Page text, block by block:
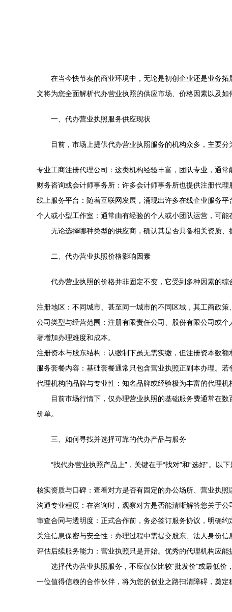
在当今快节奏的商业环境中，无论是初创企业还是业务
文将为您全面解析代办营业执照的供应市场、价格因素以及如
一、代办营业执照服务供应现状
目前，市场上提供代办营业执照服务的机构众多，主要分
专业工商注册代理公司：这类机构经验丰富，团队专业，通
财务咨询或会计师事务所：许多会计师事务所也提供注册代
线上服务平台：随着互联网发展，涌现出许多在线企业服务
个人或小型工作室：通常由有经验的个人或小团队运营，可
无论选择哪种类型的供应商，确认其是否具备相关资质、
二、代办营业执照价格影响因素
代办营业执照的价格并非固定不变，它受到多种因素的综
注册地区：不同城市、甚至同一城市的不同区域，其工商政
公司类型与经营范围：注册有限责任公司、股份有限公司或
著增加办理难度和成本。
注册资本与股东结构：认缴制下虽无需实缴，但注册资本数
服务套餐内容：基础套餐通常只包含营业执照正副本办理。
代理机构的品牌与专业性：知名品牌或经验极为丰富的代理
目前市场行情下，仅办理营业执照的基础服务费通常在
价单。
三、如何寻找并选择可靠的代办产品与服务
“找代办营业执照产品上”，关键在于“找对”和“选好”。以
核实资质与口碑：查看对方是否有固定的办公场所、营业执
沟通专业程度：在咨询时，观察对方是否能清晰解答您关于
审查合同与透明度：正式合作前，务必签订服务协议，明确
关注信息保密与安全性：办理过程中需提交股东、法人身份
评估后续服务能力：营业执照只是开始。优秀的代理机构应
选择代办营业执照服务，不应仅仅比较“批发价”或最低
一位值得信赖的合作伙伴，将为您的创业之路扫清障碍，奠定